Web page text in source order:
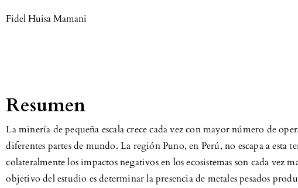
Fidel Huisa Mamani
Resumen
La minería de pequeña escala crece cada vez con mayor número de
diferentes partes de mundo. La región Puno, en Perú, no escapa a esta
colateralmente los impactos negativos en los ecosistemas son cada vez
objetivo del estudio es determinar la presencia de metales pesados